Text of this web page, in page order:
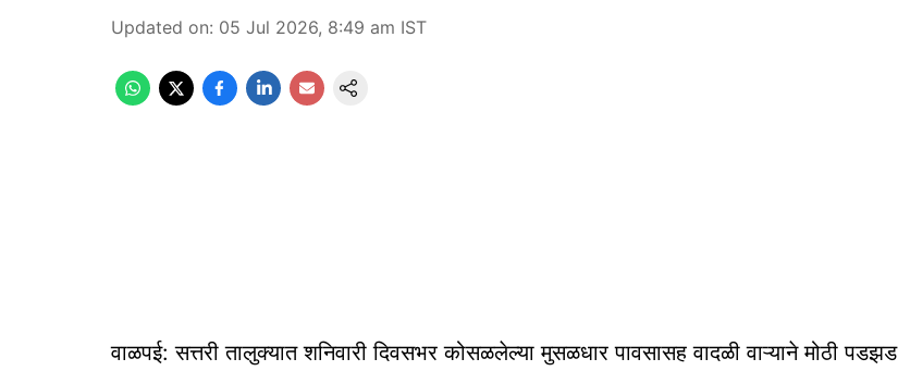
Updated on: 05 Jul 2026, 8:49 am IST
वाळपई: सत्तरी तालुक्यात शनिवारी दिवसभर कोसळलेल्या मुसळधार पावसासह वादळी वाऱ्याने मोठी पडझड